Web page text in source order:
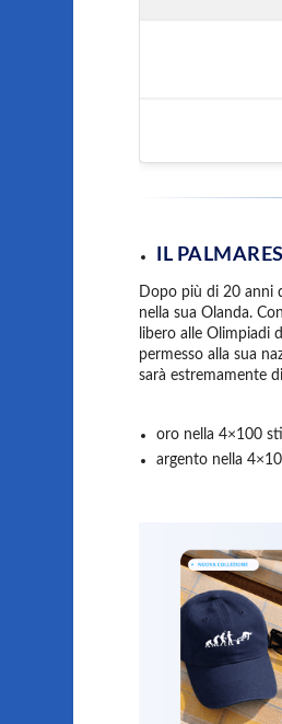
IL PALMARES
Dopo più di 20 anni
nella sua Olanda.
libero alle Olimpiadi
permesso alla sua
sarà estremamente
oro nella 4×100
argento nella